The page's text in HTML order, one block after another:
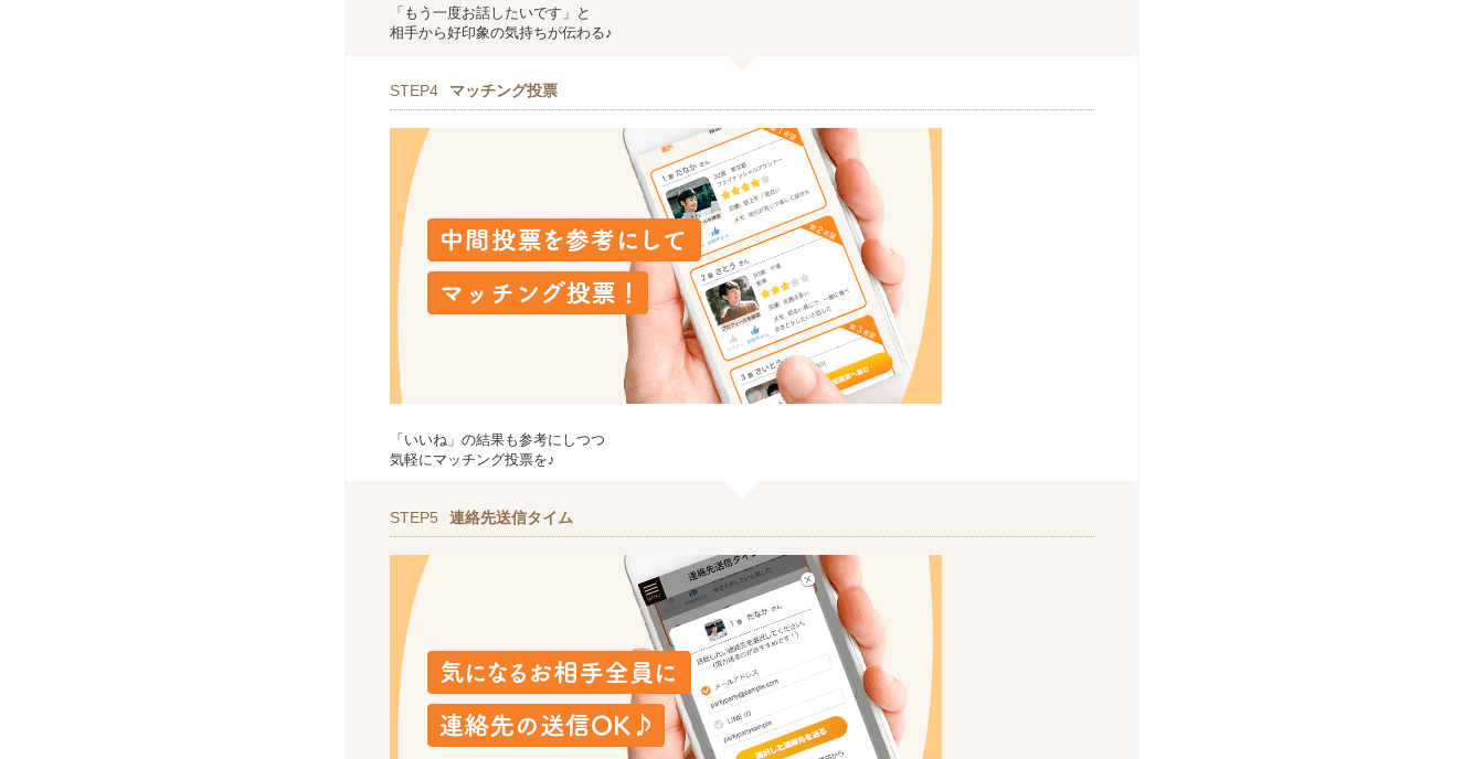
「もう一度お話したいです」と
相手から好印象の気持ちが伝わる♪
STEP4 マッチング投票
「いいね」の結果も参考にしつつ
気軽にマッチング投票を♪
STEP5 連絡先送信タイム